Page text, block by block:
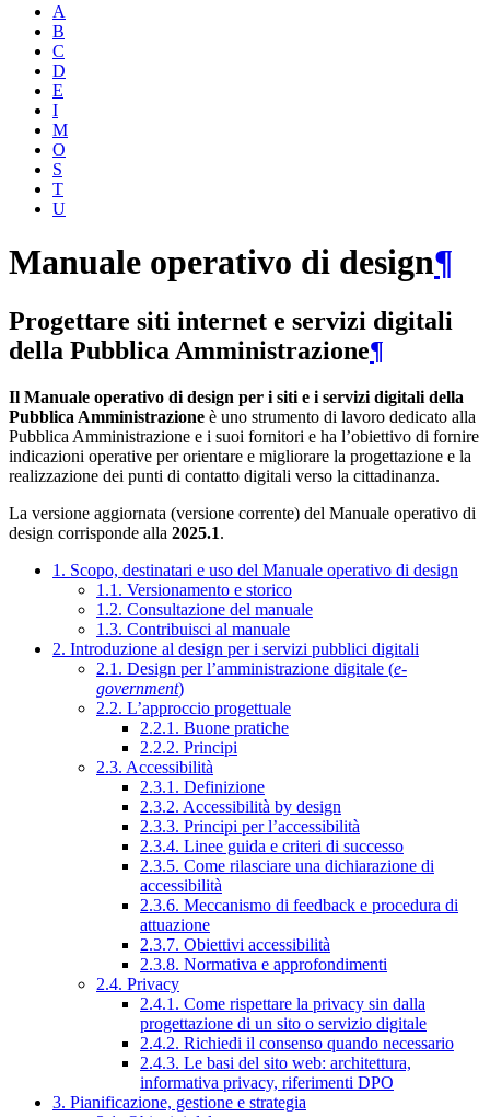
A
B
C
D
E
I
M
O
S
T
U
Manuale operativo di design¶
Progettare siti internet e servizi digitali
della Pubblica Amministrazione¶
Il Manuale operativo di design per i siti e i servizi digitali della
Pubblica Amministrazione è uno strumento di lavoro dedicato alla
Pubblica Amministrazione e i suoi fornitori e ha l’obiettivo di fornire
indicazioni operative per orientare e migliorare la progettazione e la
realizzazione dei punti di contatto digitali verso la cittadinanza.
La versione aggiornata (versione corrente) del Manuale operativo di
design corrisponde alla 2025.1.
1. Scopo, destinatari e uso del Manuale operativo di design
1.1. Versionamento e storico
1.2. Consultazione del manuale
1.3. Contribuisci al manuale
2. Introduzione al design per i servizi pubblici digitali
2.1. Design per l’amministrazione digitale (e-
government)
2.2. L’approccio progettuale
2.2.1. Buone pratiche
2.2.2. Principi
2.3. Accessibilità
2.3.1. Definizione
2.3.2. Accessibilità by design
2.3.3. Principi per l’accessibilità
2.3.4. Linee guida e criteri di successo
2.3.5. Come rilasciare una dichiarazione di
accessibilità
2.3.6. Meccanismo di feedback e procedura di
attuazione
2.3.7. Obiettivi accessibilità
2.3.8. Normativa e approfondimenti
2.4. Privacy
2.4.1. Come rispettare la privacy sin dalla
progettazione di un sito o servizio digitale
2.4.2. Richiedi il consenso quando necessario
2.4.3. Le basi del sito web: architettura,
informativa privacy, riferimenti DPO
3. Pianificazione, gestione e strategia